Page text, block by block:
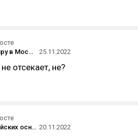
Как я купил квартиру в Москве за 1,3 млн для инвестиций год назад и что в итоге сейчас
25.11.2022
отсекает, не?
Платформа российских основателей Immigram «выиграла» €1 млн от инвестфондов Accel, General Catalyst и других 20.11.2022